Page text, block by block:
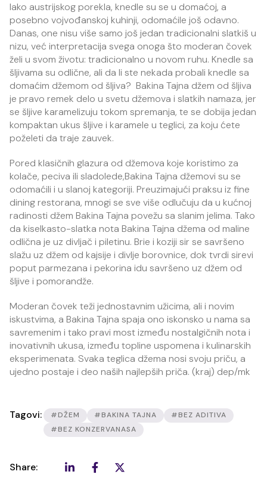
Iako austrijskog porekla, knedle su se u domaćoj, a
posebno vojvođanskoj kuhinji, odomaćile još odavno.
Danas, one nisu više samo još jedan tradicionalni slatkiš u
nizu, već interpretacija svega onoga što moderan čovek
želi u svom životu: tradicionalno u novom ruhu. Knedle sa
šljivama su odlične, ali da li ste nekada probali knedle sa
domaćim džemom od šljiva? Bakina Tajna džem od šljiva
je pravo remek delo u svetu džemova i slatkih namaza, jer
se šljive karamelizuju tokom spremanja, te se dobija jedan
kompaktan ukus šljive i karamele u teglici, za koju ćete
poželeti da traje zauvek.
Pored klasičnih glazura od džemova koje koristimo za
kolače, peciva ili sladolede,Bakina Tajna džemovi su se
odomaćili i u slanoj kategoriji. Preuzimajući praksu iz fine
dining restorana, mnogi se sve više odlučuju da u kućnoj
radinosti džem Bakina Tajna povežu sa slanim jelima. Tako
da kiselkasto-slatka nota Bakina Tajna džema od maline
odlična je uz divljač i piletinu. Brie i koziji sir se savršeno
slažu uz džem od kajsije i divlje borovnice, dok tvrdi sirevi
poput parmezana i pekorina idu savršeno uz džem od
šljive i pomorandže.
Moderan čovek teži jednostavnim užicima, ali i novim
iskustvima, a Bakina Tajna spaja ono iskonsko u nama sa
savremenim i tako pravi most između nostalgičnih nota i
inovativnih ukusa, između topline uspomena i kulinarskih
eksperimenata. Svaka teglica džema nosi svoju priču, a
ujedno postaje i deo naših najlepših priča. (kraj) dep/mk
Tagovi: #DŽEM #BAKINA TAJNA
#BEZ ADITIVA
#BEZ KONZERVANASA
Share: